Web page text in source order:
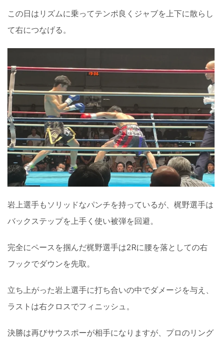
この日はリズムに乗ってテンポ良くジャブを上下に散らし
て右につなげる。
岩上選手もソリッドなパンチを持っているが、梶野選手は
バックステップを上手く使い被弾を回避。
完全にペースを掴んだ梶野選手は2Rに腰を落としての右
フックでダウンを先取。
立ち上がった岩上選手に打ち合いの中でダメージを与え、
ラストは右クロスでフィニッシュ。
決勝は再びサウスポーが相手になりますが、プロのリング